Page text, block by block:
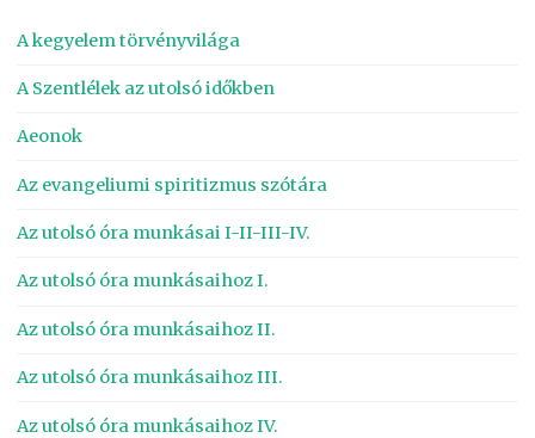
A kegyelem törvényvilága
A Szentlélek az utolsó időkben
Aeonok
Az evangeliumi spiritizmus szótára
Az utolsó óra munkásai I-II-III-IV.
Az utolsó óra munkásaihoz I.
Az utolsó óra munkásaihoz II.
Az utolsó óra munkásaihoz III.
Az utolsó óra munkásaihoz IV.